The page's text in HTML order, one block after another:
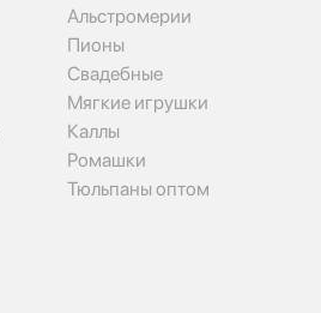
Альстромерии
Пионы
Свадебные
Мягкие игрушки
Каллы
Ромашки
Тюльпаны оптом